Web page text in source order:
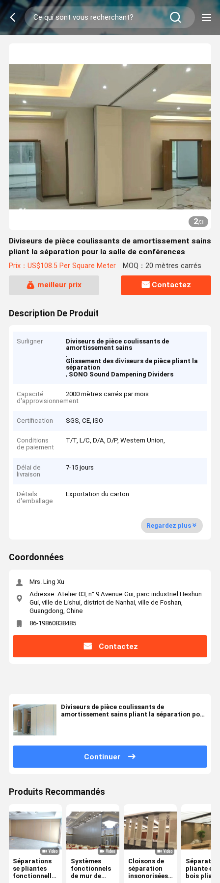
2/3
Diviseurs de pièce coulissants de amortissement sains
pliant la séparation pour la salle de conférences
Prix：US$108.5 Per Square Meter MOQ：20 mètres carrés
meilleur prix Contactez
Description De Produit
Surligner
Diviseurs de pièce coulissants de
amortissement sains
,
Glissement des diviseurs de pièce pliant la
séparation
, SONO Sound Dampening Dividers
Capacité
d'approvisionnement
2000 mètres carrés par mois
Certification SGS, CE, ISO
Conditions
de paiement
T/T, L/C, D/A, D/P, Western Union,
Délai de
livraison
7-15 jours
Détails
d'emballage
Exportation du carton
Regardez plus
Coordonnées
Mrs. Ling Xu
Adresse: Atelier 03, n° 9 Avenue Gui, parc industriel Heshun
Gui, ville de Lishui, district de Nanhai, ville de Foshan,
Guangdong, Chine
86-19860838485
Contactez
Diviseurs de pièce coulissants de
amortissement sains pliant la séparation pour
Continuer
Produits Recommandés
Séparations
se pliantes
fonctionnelles
Systèmes
fonctionnels
de mur de
Cloisons de
séparation
insonorisées
pliante en
bois